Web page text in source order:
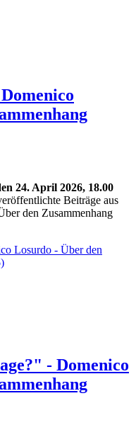
24. April 2026, 18.00
Beiträge aus
den Zusammenhang
Losurdo - Über den
- Domenico